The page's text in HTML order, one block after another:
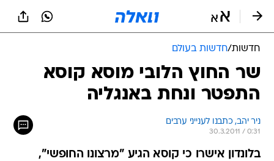
חדשות/חדשות בעולם
שר החוץ הלובי מוסא קוסא
התפטר ונחת באנגליה
ניר יהב, כתבנו לענייני ערבים
30.3.2011 / 0:31
בלונדון אישרו כי קוסא הגיע "מרצונו החופשי",